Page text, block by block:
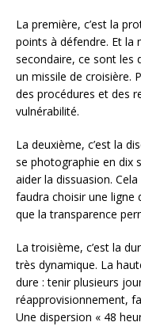
La première, c’est la
points à défendre. Et la
secondaire, ce sont les
un missile de croisière.
des procédures et des
vulnérabilité.
La deuxième, c’est la
se photographie en dix
aider la dissuasion.
faudra choisir une ligne
que la transparence
La troisième, c’est la
très dynamique. La
dure : tenir plusieurs
réapprovisionnement,
Une dispersion « 48